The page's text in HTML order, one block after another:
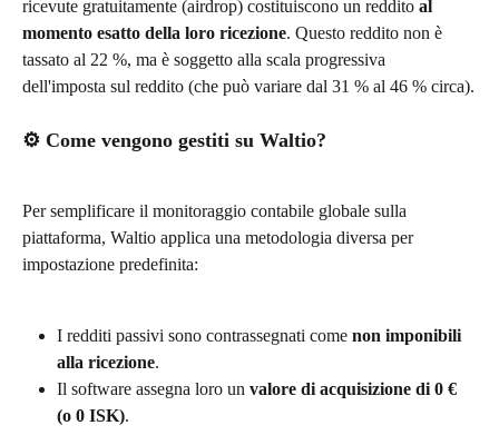
ricevute gratuitamente (airdrop) costituiscono un reddito al
momento esatto della loro ricezione. Questo reddito non è
tassato al 22 %, ma è soggetto alla scala progressiva
dell'imposta sul reddito (che può variare dal 31 % al 46 % circa).
⚙️ Come vengono gestiti su Waltio?
Per semplificare il monitoraggio contabile globale sulla
piattaforma, Waltio applica una metodologia diversa per
impostazione predefinita:
I redditi passivi sono contrassegnati come non imponibili
alla ricezione.
Il software assegna loro un valore di acquisizione di 0 €
(o 0 ISK).